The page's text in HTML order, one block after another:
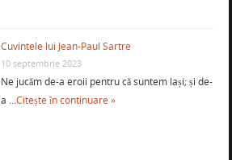
Cuvintele lui Jean-Paul Sartre
10 septembrie 2023
Ne jucăm de-a eroii pentru că suntem lași; și de-
a …Citește în continuare »